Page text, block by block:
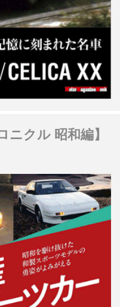
ニクル 昭和編】